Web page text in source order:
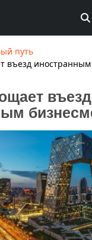
путь
въезд
въезд